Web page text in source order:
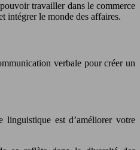
travailler dans le commerce
intégrer le monde des affaires.
verbale pour créer un
linguistique est d’améliorer votre